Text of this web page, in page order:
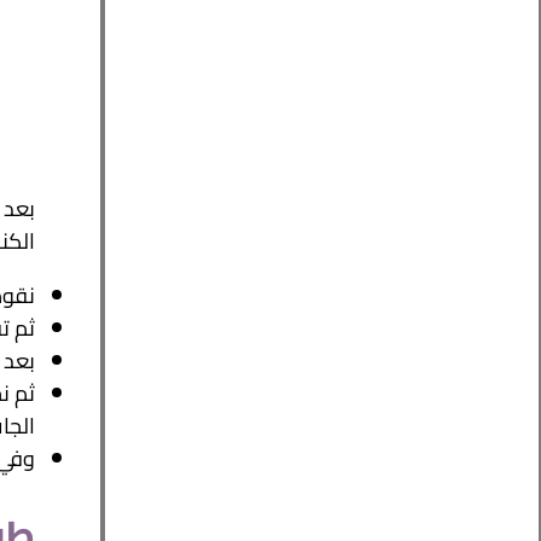
ثم
ثم